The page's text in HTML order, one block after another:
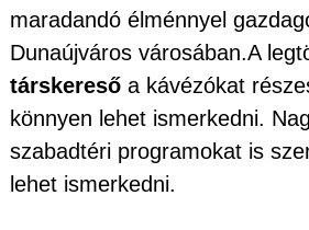
maradandó élménnyel
Dunaújváros városában.A
társkereső a kávézókat
könnyen lehet ismerkedni.
szabadtéri programokat is
lehet ismerkedni.